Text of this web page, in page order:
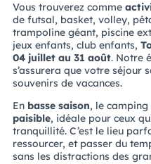
Vous trouverez comme
de futsal, basket, volley,
trampoline géant, piscine
jeux enfants, club enfants,
04 juillet au 31 août. Notre
s’assurera que votre séjour
souvenirs de vacances.
En basse saison, le
paisible, idéale pour ceux
tranquillité. C’est le lieu
ressourcer, et passer du
sans les distractions des